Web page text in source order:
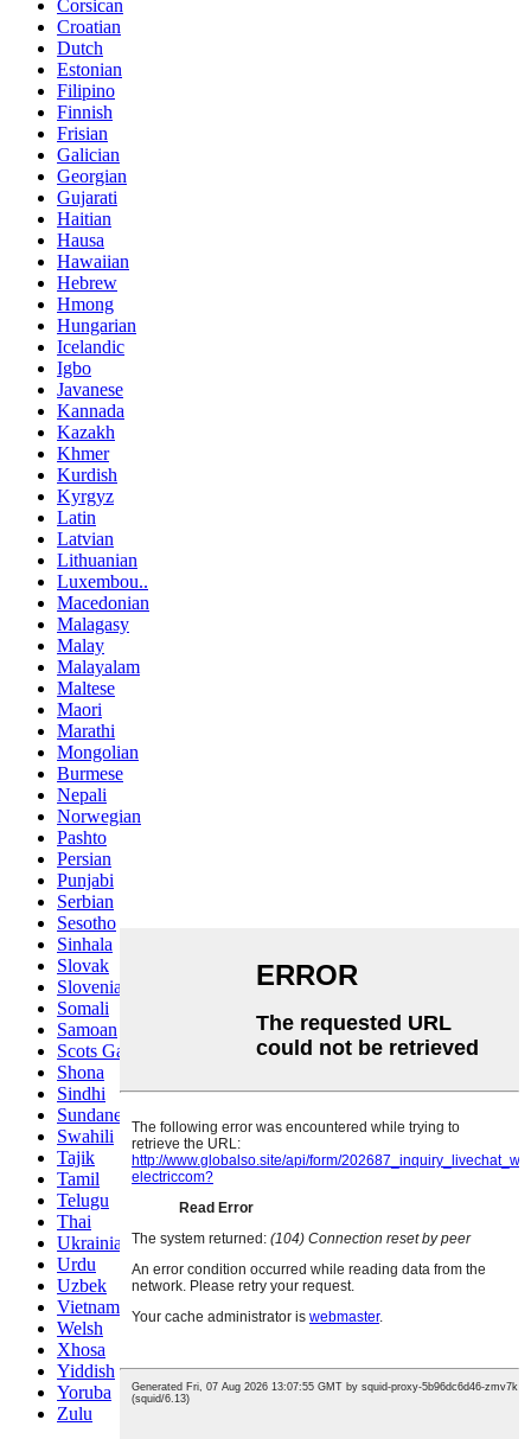
Corsican
Croatian
Dutch
Estonian
Filipino
Finnish
Frisian
Galician
Georgian
Gujarati
Haitian
Hausa
Hawaiian
Hebrew
Hmong
Hungarian
Icelandic
Igbo
Javanese
Kannada
Kazakh
Khmer
Kurdish
Kyrgyz
Latin
Latvian
Lithuanian
Luxembou..
Macedonian
Malagasy
Malay
Malayalam
Maltese
Maori
Marathi
Mongolian
Burmese
Nepali
Norwegian
Pashto
Persian
Punjabi
Serbian
Sesotho
Sinhala
Slovak
Slovenian
Somali
Samoan
Scots Gaelic
Shona
Sindhi
Sundanese
Swahili
Tajik
Tamil
Telugu
Thai
Ukrainian
Urdu
Uzbek
Vietnamese
Welsh
Xhosa
Yiddish
Yoruba
Zulu